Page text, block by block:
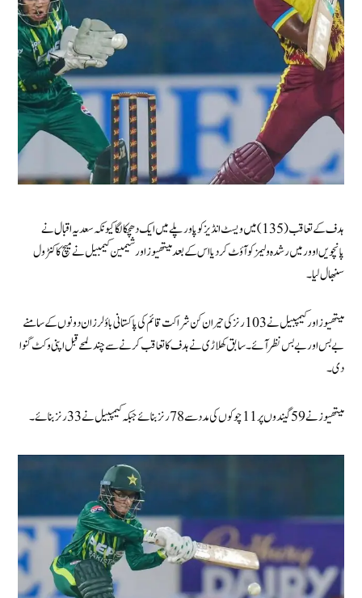
ہدف کے تعاقب( 135) میں ویسٹ انڈیز کو پاور پلے میں ایک دھچکا لگا کیونکہ سعدیہ اقبال نے
پانچویں اوور میں رشدہ ولیمز کو آؤٹ کر دیا اس کے بعد میتھیوز اور شیمین کیمبیل نے میچ کا کنٹرول
سنبھال لیا۔
میتھیوز اور کیمپبیل نے 103 رنز کی حیران کن شراکت قائم کی پاکستانی باؤلرز ان دونوں کے سامنے
بے بس اور بے بس نظر آئے۔ سابق کھلاڑی نے ہدف کا تعاقب کرنے سے چند لمحے قبل اپنی وکٹ گنوا
دی۔
میتھیوز نے 59 گیندوں پر 11 چوکوں کی مدد سے 78 رنز بنائے جبکہ کیمپبیل نے 33 رنز بنائے۔